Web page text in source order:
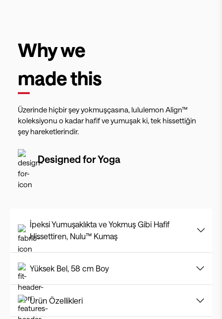
Why we
made this
Üzerinde hiçbir şey yokmuşçasına, lululemon Align™
koleksiyonu o kadar hafif ve yumuşak ki, tek hissettiğin
şey hareketlerindir.
Designed forYoga
İpeksi Yumuşaklıkta ve Yokmuş Gibi Hafif
Hissettiren, Nulu™ Kumaş
Yüksek Bel, 58 cm Boy
Ürün Özellikleri